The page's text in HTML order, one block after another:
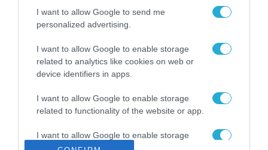
I want to allow Google to send me
personalized advertising.
I want to allow Google to enable storage
related to analytics like cookies on web or
device identifiers in apps.
I want to allow Google to enable storage
related to functionality of the website or app.
I want to allow Google to enable storage
related to personalization.
αφορούν τους ΦΗΜ
Σ. Καλαφάτης: «Η
Τεχνητή Νοημοσύνη
δεν είναι απλώς μια
μια νέα βιομηχανική
επανάσταση»
Νέος οδηγός του ΕΚΤ
των ελληνικών